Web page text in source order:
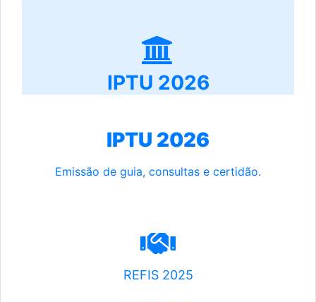
IPTU 2026
IPTU 2026
Emissão de guia, consultas e certidão.
REFIS 2025